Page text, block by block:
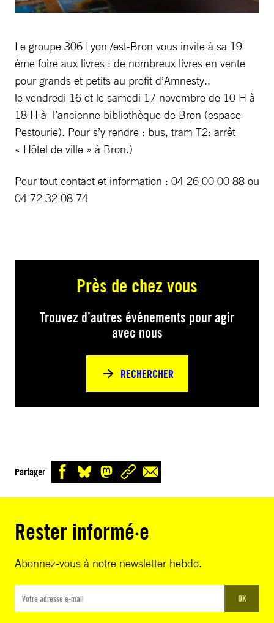
Le groupe 306 Lyon /est-Bron vous invite à sa 19
ème foire aux livres : de nombreux livres en vente
pour grands et petits au profit d’Amnesty.,
le vendredi 16 et le samedi 17 novembre de 10 H à
18 H à l’ancienne bibliothèque de Bron (espace
Pestourie). Pour s’y rendre : bus, tram T2: arrêt
« Hôtel de ville » à Bron.)
Pour tout contact et information : 04 26 00 00 88 ou
04 72 32 08 74
Près de chez vous
Trouvez d’autres événements pour agir
avec nous
RECHERCHER
Partager
Rester informé·e
Abonnez-vous à notre newsletter hebdo.
OK